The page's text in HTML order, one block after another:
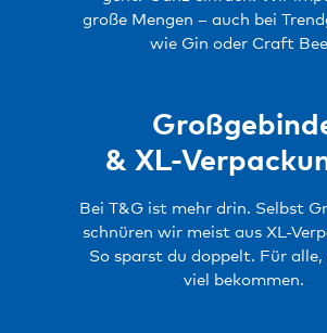
große Mengen – auch bei
wie Gin oder Craft
& XL-
Bei T&G ist mehr drin. Selbst
schnüren wir meist aus XL-
So sparst du doppelt. Für alle,
viel bekommen.